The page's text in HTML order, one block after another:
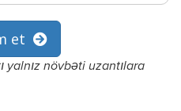
et
yalnız növbəti uzantılara